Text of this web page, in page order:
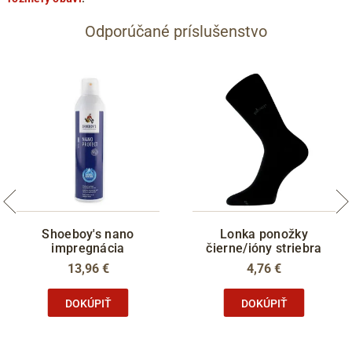
Odporúčané príslušenstvo
Shoeboy's nano
impregnácia
13,96 €
DOKÚPIŤ
Lonka ponožky
čierne/ióny striebra
4,76 €
DOKÚPIŤ